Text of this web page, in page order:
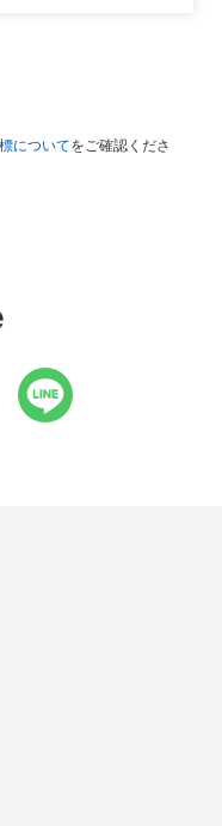
についてをご確認くださ